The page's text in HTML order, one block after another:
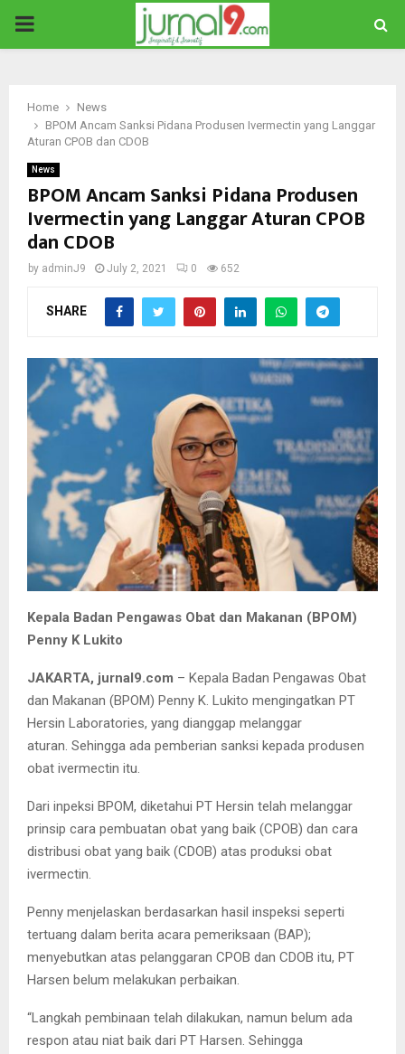
PRIMARY
Home
News
BPOM Ancam Sanksi Pidana Produsen Ivermectin yang Langgar
Aturan CPOB dan CDOB
News
BPOM Ancam Sanksi Pidana Produsen
Ivermectin yang Langgar Aturan CPOB
dan CDOB
by adminJ9 July 2, 2021 0 652
SHARE
Kepala Badan Pengawas Obat dan Makanan (BPOM)
Penny K Lukito
JAKARTA, jurnal9.com – Kepala Badan Pengawas Obat
dan Makanan (BPOM) Penny K. Lukito mengingatkan PT
Hersin Laboratories, yang dianggap melanggar
aturan. Sehingga ada pemberian sanksi kepada produsen
obat ivermectin itu.
Dari inpeksi BPOM, diketahui PT Hersin telah melanggar
prinsip cara pembuatan obat yang baik (CPOB) dan cara
distribusi obat yang baik (CDOB) atas produksi obat
ivermectin.
Penny menjelaskan berdasarkan hasil inspeksi seperti
tertuang dalam berita acara pemeriksaan (BAP);
menyebutkan atas pelanggaran CPOB dan CDOB itu, PT
Harsen belum melakukan perbaikan.
“Langkah pembinaan telah dilakukan, namun belum ada
respon atau niat baik dari PT Harsen. Sehingga